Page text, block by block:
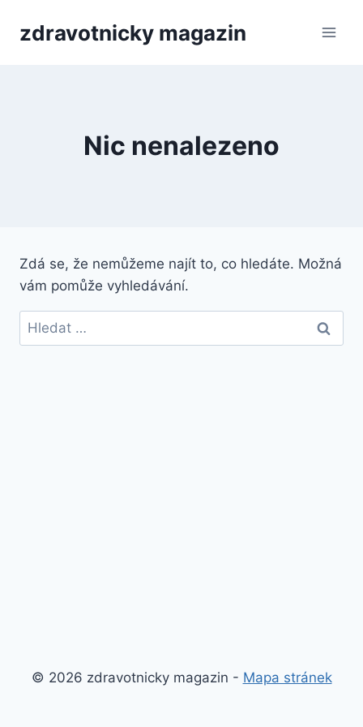
zdravotnicky magazin
Nic nenalezeno
Zdá se, že nemůžeme najít to, co hledáte. Možná
vám pomůže vyhledávání.
Vyhledávání
© 2026 zdravotnicky magazin - Mapa stránek